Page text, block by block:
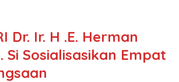
Dr. Ir. H .E. Herman
Si Sosialisasikan Empat